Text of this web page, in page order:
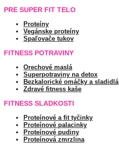
PRE SUPER FIT TELO
Proteíny
Vegánske proteíny
Spaľovače tukov
FITNESS POTRAVINY
Orechové maslá
Superpotraviny na detox
Bezkalorické omáčky a sladidlá
Zdravé fitness kaše
FITNESS SLADKOSTI
Proteínové a fit tyčinky
Proteínové palacinky
Proteínové pudiny
Proteínová zmrzlina